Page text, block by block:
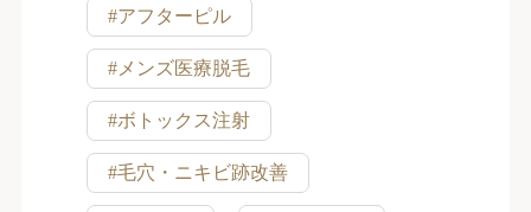
#アフターピル
#メンズ医療脱毛
#ボトックス注射
#毛穴・ニキビ跡改善